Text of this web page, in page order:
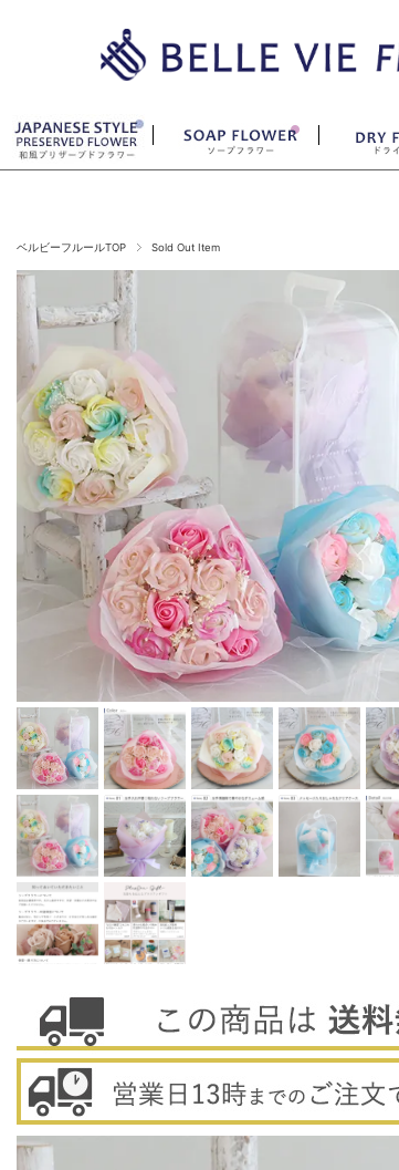
ベルビーフルールTOP Sold Out Item